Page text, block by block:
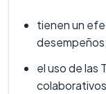
tienen un
desempeños;
el uso de las